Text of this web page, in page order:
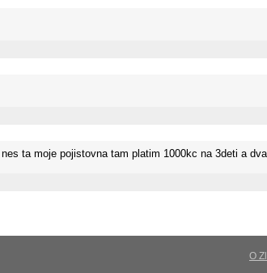
ta moje pojistovna tam platim 1000kc na 3deti a
O